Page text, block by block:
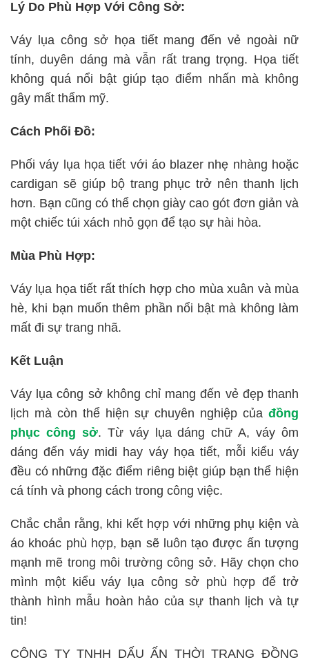
Lý Do Phù Hợp Với Công Sở:
Váy lụa công sở họa tiết mang đến vẻ ngoài nữ
tính, duyên dáng mà vẫn rất trang trọng. Họa tiết
không quá nổi bật giúp tạo điểm nhấn mà không
gây mất thẩm mỹ.
Cách Phối Đồ:
Phối váy lụa họa tiết với áo blazer nhẹ nhàng hoặc
cardigan sẽ giúp bộ trang phục trở nên thanh lịch
hơn. Bạn cũng có thể chọn giày cao gót đơn giản và
một chiếc túi xách nhỏ gọn để tạo sự hài hòa.
Mùa Phù Hợp:
Váy lụa họa tiết rất thích hợp cho mùa xuân và mùa
hè, khi bạn muốn thêm phần nổi bật mà không làm
mất đi sự trang nhã.
Kết Luận
Váy lụa công sở không chỉ mang đến vẻ đẹp thanh
lịch mà còn thể hiện sự chuyên nghiệp của đồng
phục công sở. Từ váy lụa dáng chữ A, váy ôm
dáng đến váy midi hay váy họa tiết, mỗi kiểu váy
đều có những đặc điểm riêng biệt giúp bạn thể hiện
cá tính và phong cách trong công việc.
Chắc chắn rằng, khi kết hợp với những phụ kiện và
áo khoác phù hợp, bạn sẽ luôn tạo được ấn tượng
mạnh mẽ trong môi trường công sở. Hãy chọn cho
mình một kiểu váy lụa công sở phù hợp để trở
thành hình mẫu hoàn hảo của sự thanh lịch và tự
tin!
CÔNG TY TNHH DẤU ẤN THỜI TRANG ĐỒNG